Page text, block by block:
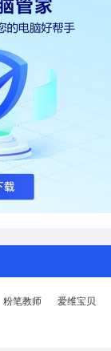
粉笔教师 爱维宝贝